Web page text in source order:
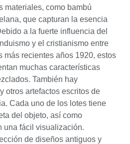
materiales, como bambú
que capturan la esencia
a la fuerte influencia del
y el cristianismo entre
más recientes años 1920, estos
muchas características
También hay
otros artefactos escritos de
Cada uno de los lotes tiene
del objeto, así como
una fácil visualización.
de diseños antiguos y